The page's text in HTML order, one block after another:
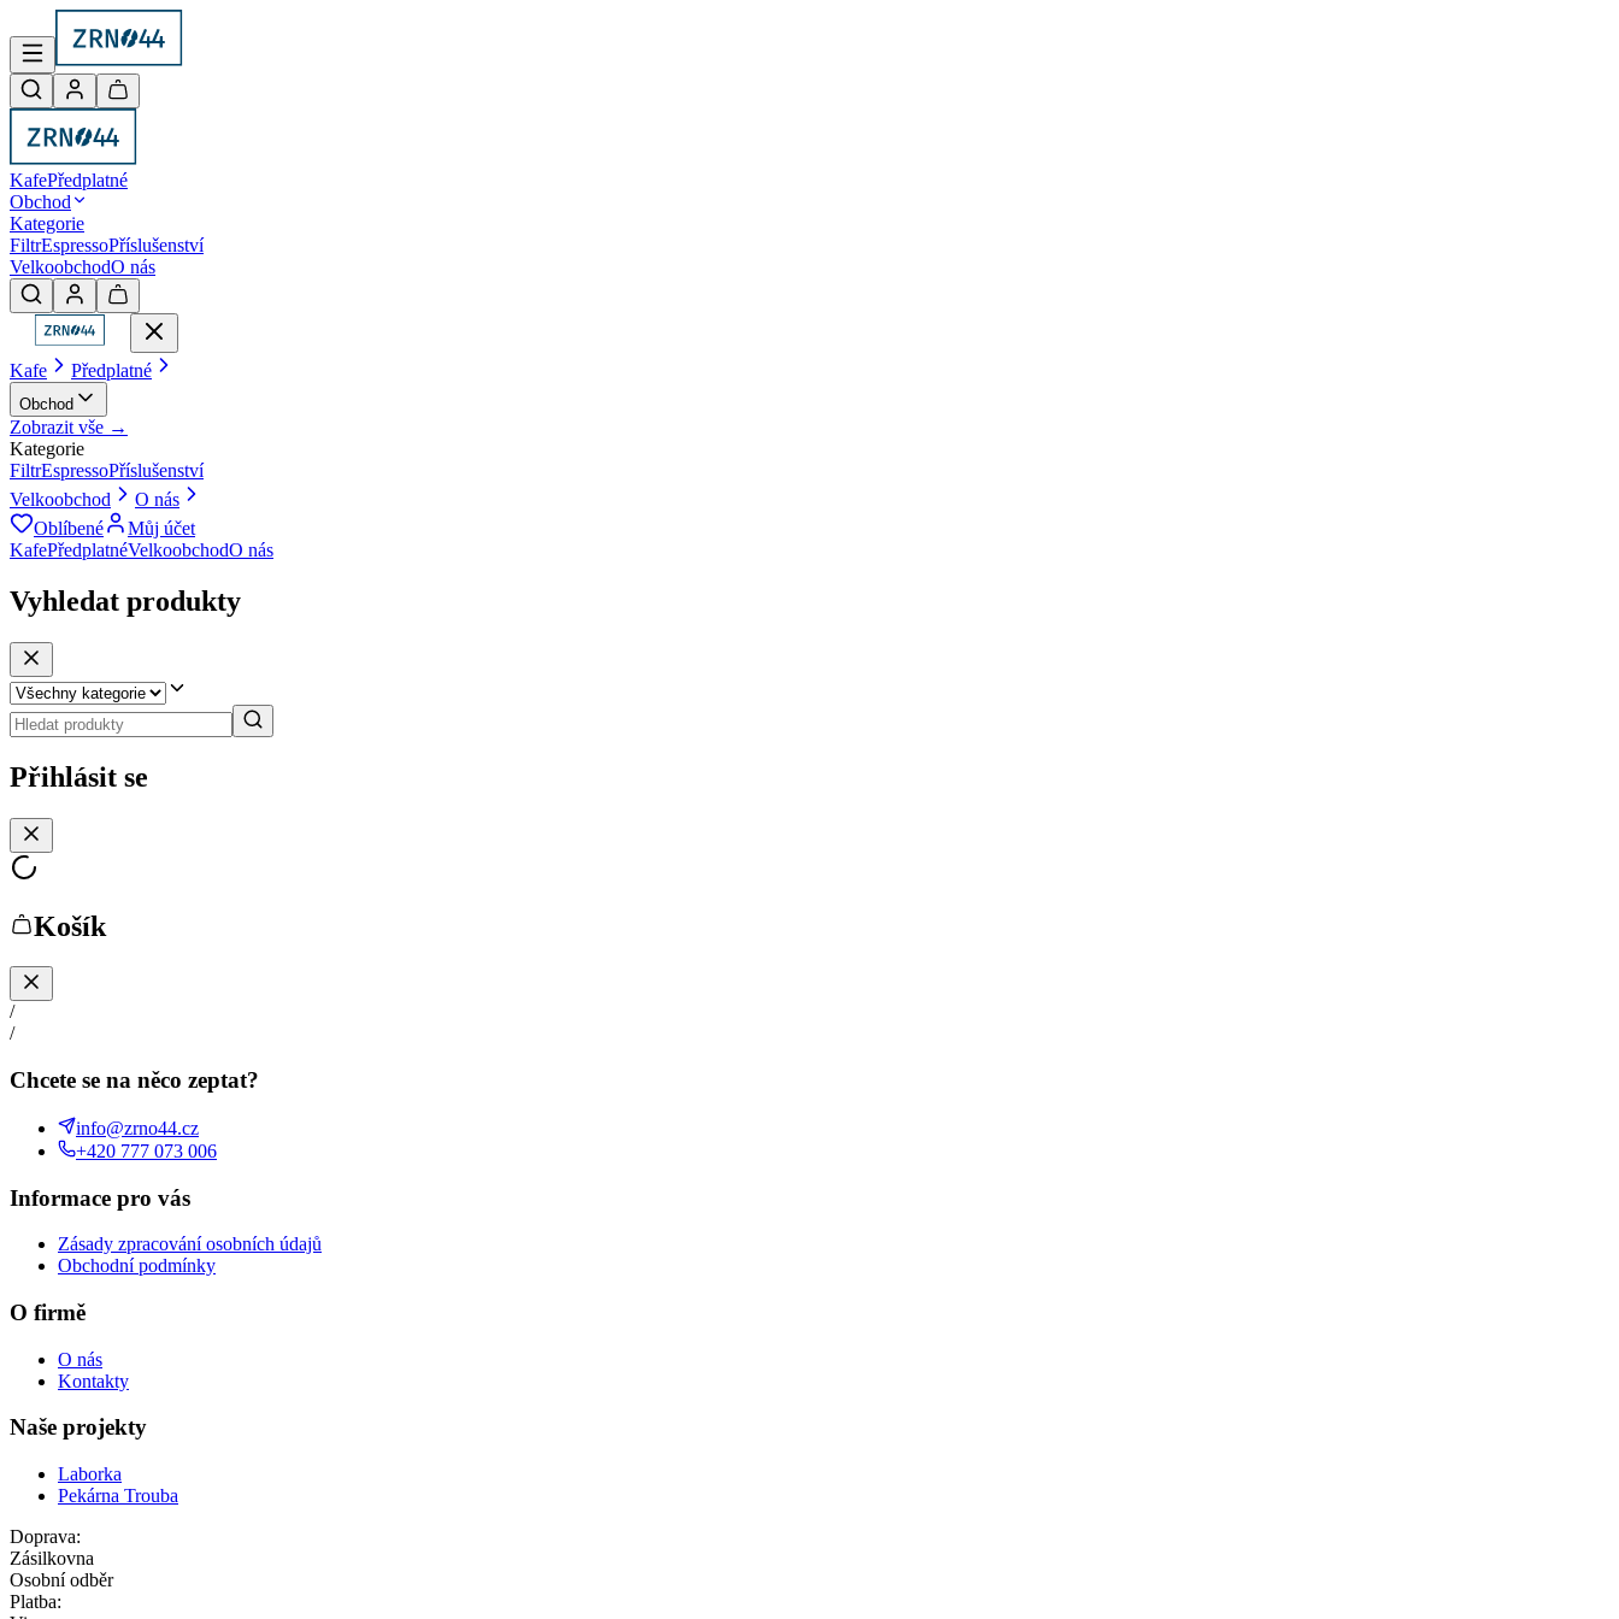
KafePředplatné
Obchod
Kategorie
FiltrEspressoPříslušenství
VelkoobchodO nás
Kafe Předplatné
Obchod
Zobrazit vše →
Kategorie
FiltrEspressoPříslušenství
Velkoobchod
O nás
Oblíbené
Můj účet
KafePředplatnéVelkoobchodO nás
Vyhledat produkty
Přihlásit se
Košík
/
/
Chcete se na něco zeptat?
info@zrno44.cz
+420 777 073 006
Informace pro vás
Zásady zpracování osobních údajů
Obchodní podmínky
O firmě
O nás
Kontakty
Naše projekty
Laborka
Pekárna Trouba
Doprava:
Zásilkovna
Osobní odběr
Platba: